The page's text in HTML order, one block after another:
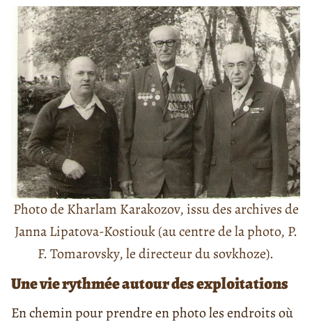
Photo de Kharlam Karakozov, issu des archives de
Janna Lipatova-Kostiouk (au centre de la photo, P.
F. Tomarovsky, le directeur dusovkhoze).
Une vie rythmée autour des exploitations
En chemin pour prendre en photo les endroits où